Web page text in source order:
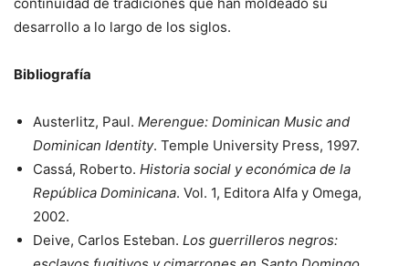
desarrollo a lo largo de los siglos.
Bibliografía
Austerlitz, Paul. Merengue: Dominican Music and
Dominican Identity. Temple University Press, 1997.
Cassá, Roberto. Historia social y económica de la
República Dominicana. Vol. 1, Editora Alfa y Omega,
2002.
Deive, Carlos Esteban. Los guerrilleros negros: